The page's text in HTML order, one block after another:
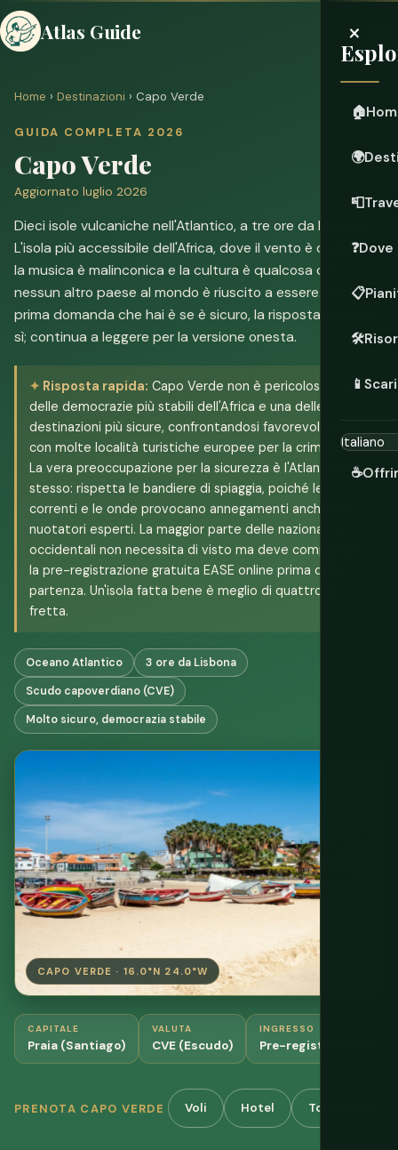
Atlas Guide ×
🏠
🌍
📮
❓Dove
📋
🛠️
📱
☕
Home › Destinazioni › Capo Verde
GUIDA COMPLETA 2026
Capo Verde
Aggiornato luglio 2026
Dieci isole vulcaniche nell'Atlantico, a tre ore da Lisbona.
L'isola più accessibile dell'Africa, dove il vento è costante,
la musica è malinconica e la cultura è qualcosa che
nessun altro paese al mondo è riuscito a essere. Se la
prima domanda che hai è se è sicuro, la risposta breve è
sì; continua a leggere per la versione onesta.
Risposta rapida: Capo Verde non è pericoloso. È una
delle democrazie più stabili dell'Africa e una delle
destinazioni più sicure, confrontandosi favorevolmente
con molte località turistiche europee per la criminalità.
La vera preoccupazione per la sicurezza è l'Atlantico
stesso: rispetta le bandiere di spiaggia, poiché le
correnti e le onde provocano annegamenti anche tra
nuotatori esperti. La maggior parte delle nazionalità
occidentali non necessita di visto ma deve completare
la pre-registrazione gratuita EASE online prima della
partenza. Un'isola fatta bene è meglio di quattro di
fretta.
Oceano Atlantico
3 ore da Lisbona
Scudo capoverdiano (CVE)
Molto sicuro, democrazia stabile
CAPO VERDE · 16.0°N 24.0°W
CAPITALE
Praia (Santiago)
VALUTA
CVE (Escudo)
INGRESSO
Pre-registrazione
PRENOTA CAPO VERDE Voli Hotel Tour e Attività